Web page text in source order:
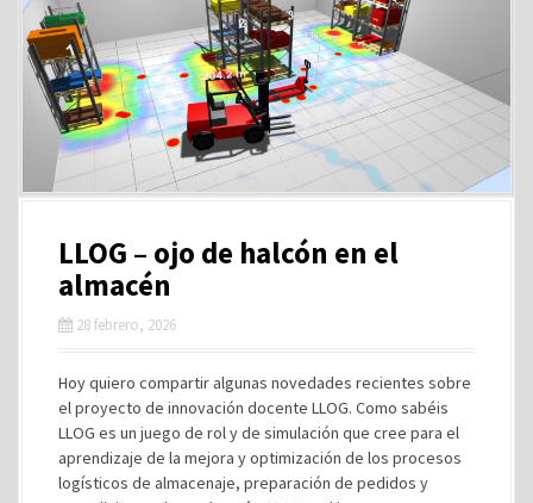
LLOG – ojo de halcón en el
almacén
28 febrero, 2026
Hoy quiero compartir algunas novedades recientes sobre
el proyecto de innovación docente LLOG. Como sabéis
LLOG es un juego de rol y de simulación que cree para el
aprendizaje de la mejora y optimización de los procesos
logísticos de almacenaje, preparación de pedidos y